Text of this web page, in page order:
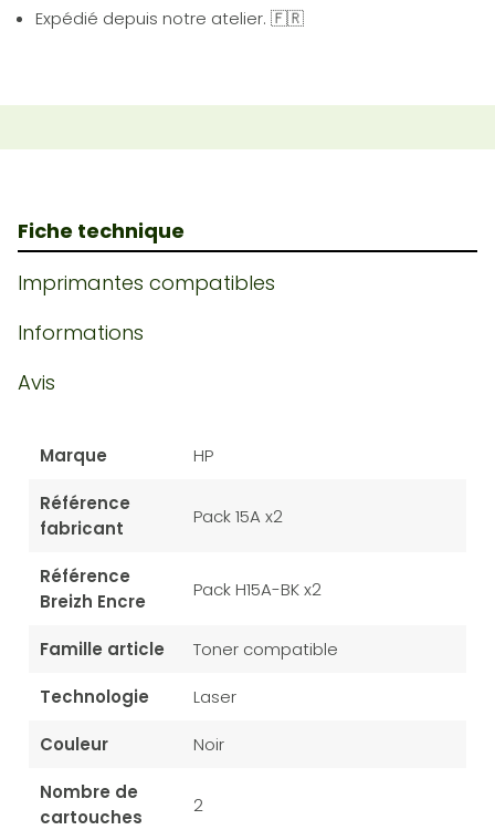
Expédié depuis notre atelier. 🇫🇷
Fiche technique
Imprimantes compatibles
Informations
Avis
Marque HP
Référence
fabricant
Pack 15A x2
Référence
Breizh Encre
Pack H15A-BK x2
Famille article Toner compatible
Technologie Laser
Couleur Noir
Nombre de
cartouches
2